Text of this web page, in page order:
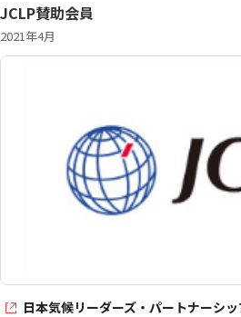
JCLP賛助会員
2021年4月
日本気候リーダーズ・パートナーシ